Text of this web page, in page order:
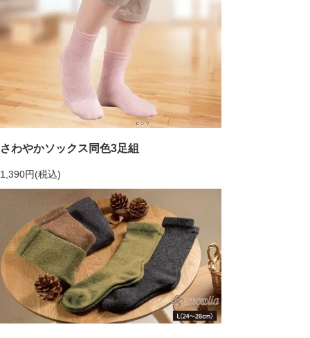
さわやかソックス同色3足組
1,390円(税込)